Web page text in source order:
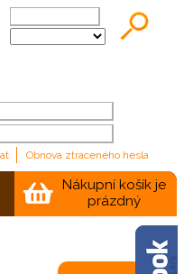
Nákupní košík je
prázdný